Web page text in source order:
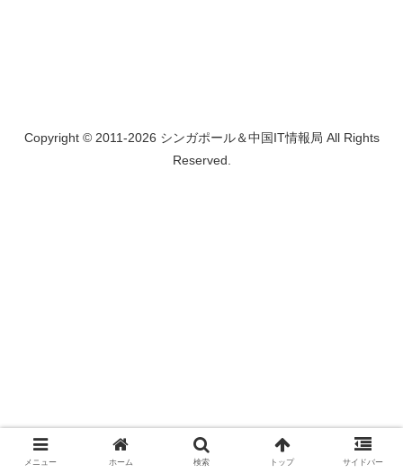
Copyright © 2011-2026 シンガポール＆中国IT情報局 All Rights
Reserved.
メニュー ホーム 検索 トップ サイドバー